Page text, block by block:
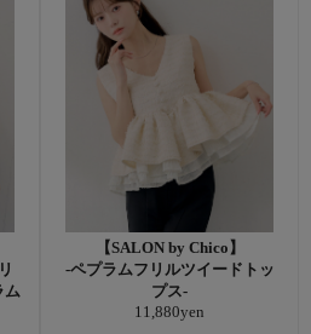
ム
【SALON by Chico】
-ペプラムフリルツイードトッ
プス-
11,880yen